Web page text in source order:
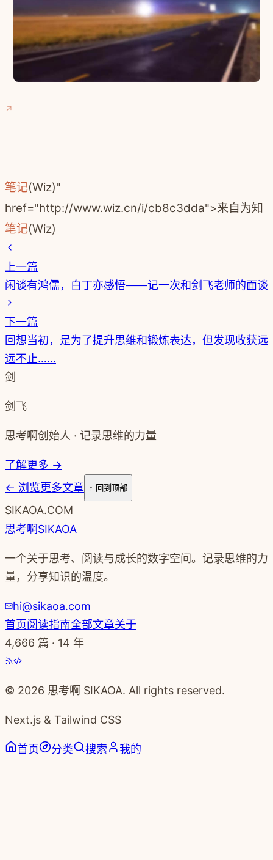
笔记(Wiz)"
href="http://www.wiz.cn/i/cb8c3dda">来自为知
笔记(Wiz)
上一篇
闲谈有鸿儒，白丁亦感悟——记一次和剑飞老师的面谈
下一篇
回想当初，是为了提升思维和锻炼表达，但发现收获远
远不止……
剑
剑飞
思考啊创始人 · 记录思维的力量
了解更多 →
← 浏览更多文章 ↑ 回到顶部
SIKAOA.COM
思考啊SIKAOA
一个关于思考、阅读与成长的数字空间。记录思维的力
量，分享知识的温度。
hi@sikaoa.com
首页阅读指南全部文章关于
4,666 篇 · 14 年
© 2026 思考啊 SIKAOA. All rights reserved.
Next.js & Tailwind CSS
首页 分类 搜索 我的